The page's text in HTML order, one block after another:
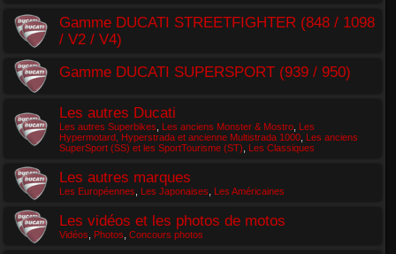
Gamme DUCATI STREETFIGHTER (848 / 1098
/ V2 / V4)
Gamme DUCATI SUPERSPORT (939 / 950)
Les autres Ducati
Les autres Superbikes Les anciens Monster & Mostro Les
Hypermotard, Hyperstrada et ancienne Multistrada 1000 Les anciens
SuperSport (SS) et les SportTourisme (ST)
Les Classiques
Les autres marques
Les Européennes Les Japonaises Les Américaines
Les vidéos et les photos de motos
Vidéos Photos Concours photos